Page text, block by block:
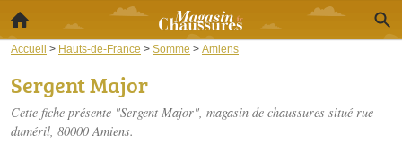
Accueil > Hauts-de-France > Somme > Amiens
Sergent Major
Cette fiche présente "Sergent Major", magasin de chaussures situé rue
duméril, 80000 Amiens.